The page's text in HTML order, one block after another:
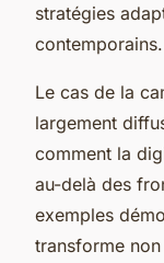
stratégies
contemporains.
Le cas de la
largement
comment la
au-delà des
exemples
transforme